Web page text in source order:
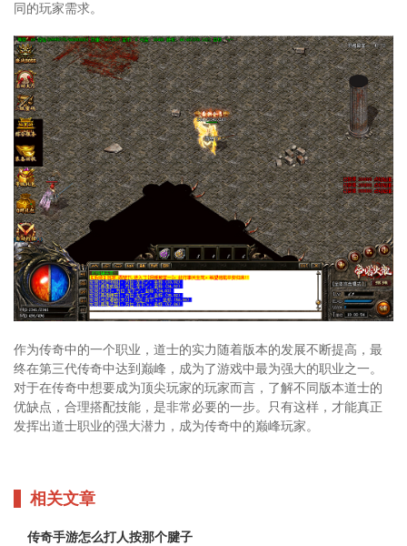
同的玩家需求。
作为传奇中的一个职业，道士的实力随着版本的发展不断提高，最
终在第三代传奇中达到巅峰，成为了游戏中最为强大的职业之一。
对于在传奇中想要成为顶尖玩家的玩家而言，了解不同版本道士的
优缺点，合理搭配技能，是非常必要的一步。只有这样，才能真正
发挥出道士职业的强大潜力，成为传奇中的巅峰玩家。
相关文章
传奇手游怎么打人按那个腱子